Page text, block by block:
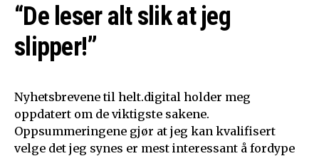
“De leser alt slik at jeg
slipper!”
Nyhetsbrevene til helt.digital holder meg
oppdatert om de viktigste sakene.
Oppsummeringene gjør at jeg kan kvalifisert
velge det jeg synes er mest interessant å fordype